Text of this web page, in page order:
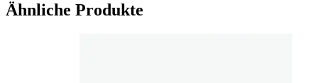
Ähnliche Produkte